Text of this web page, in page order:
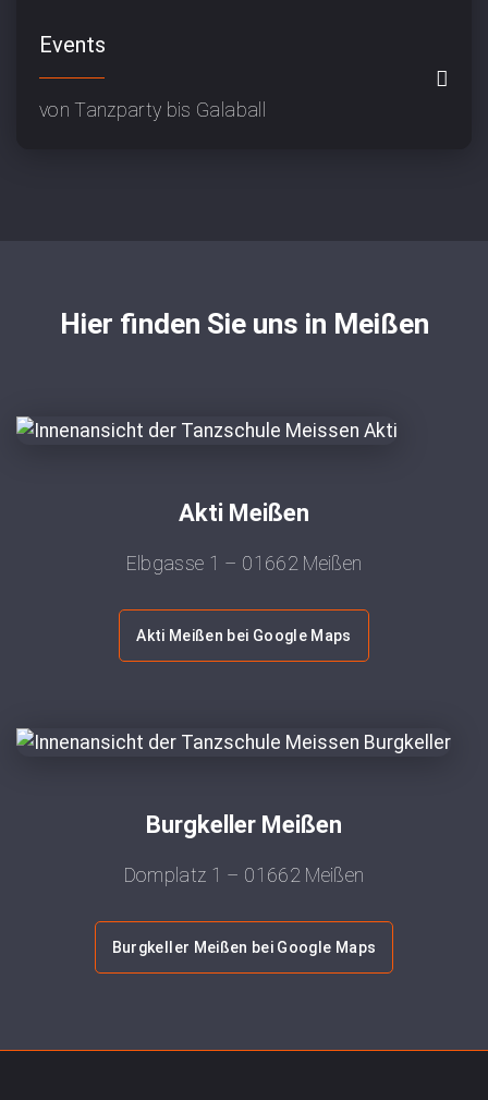
Events
von Tanzparty bis Galaball
Hier finden Sie uns in Meißen
Akti Meißen
Elbgasse 1 – 01662 Meißen
Akti Meißen bei Google Maps
Burgkeller Meißen
Domplatz 1 – 01662 Meißen
Burgkeller Meißen bei Google Maps